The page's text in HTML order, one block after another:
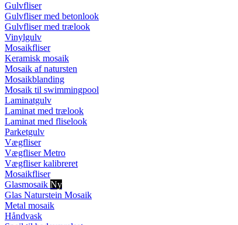
Gulvfliser
Gulvfliser med betonlook
Gulvfliser med trælook
Vinylgulv
Mosaikfliser
Keramisk mosaik
Mosaik af natursten
Mosaikblanding
Mosaik til swimmingpool
Laminatgulv
Laminat med trælook
Laminat med fliselook
Parketgulv
Vægfliser
Vægfliser Metro
Vægfliser kalibreret
Mosaikfliser
Glasmosaik Ny
Glas Naturstein Mosaik
Metal mosaik
Håndvask